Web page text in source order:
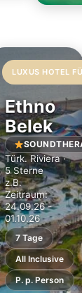
LUXUS HOTEL
Ethno
Belek
Türk. Riviera ·
5 Sterne
z.B.
Zeitraum:
24.09.26 -
01.10.26
7 Tage
All Inclusive
P. p. Person